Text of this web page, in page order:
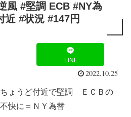
風 #堅調 ECB #NY為
近 #状況 #147円
LINE
2022.10.25
ょうど付近で堅調 ＥＣＢの
快に＝ＮＹ為替